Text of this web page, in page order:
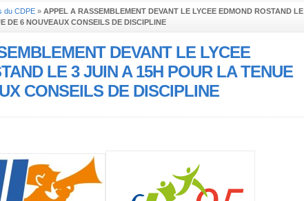
du CDPE » APPEL A RASSEMBLEMENT DEVANT LE LYCEE EDMOND ROSTAND LE
DE 6 NOUVEAUX CONSEILS DE DISCIPLINE
DEVANT LE LYCEE
LE 3 JUIN A 15H POUR LA TENUE
CONSEILS DE DISCIPLINE